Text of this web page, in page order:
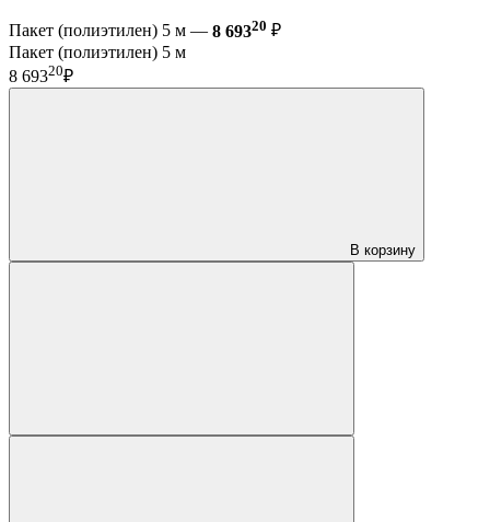
Пакет (полиэтилен) 5 м — 8 69320 ₽
Пакет (полиэтилен) 5 м
8 69320₽
В корзину